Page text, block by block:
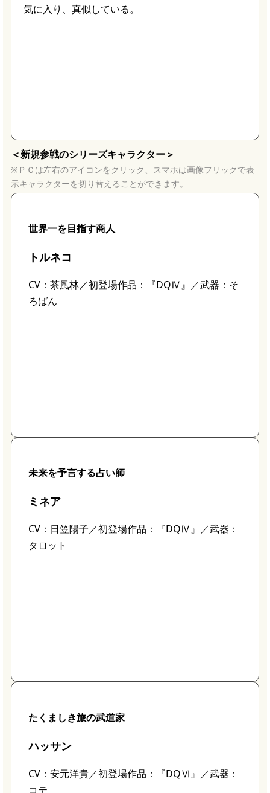
気に入り、真似している。
＜新規参戦のシリーズキャラクター＞
※ＰＣは左右のアイコンをクリック、スマホは画像フリックで表
示キャラクターを切り替えることができます。
世界一を目指す商人
トルネコ
CV：茶風林／初登場作品：『DQⅣ』／武器：そ
ろばん
未来を予言する占い師
ミネア
CV：日笠陽子／初登場作品：『DQⅣ』／武器：
タロット
たくましき旅の武道家
ハッサン
CV：安元洋貴／初登場作品：『DQⅥ』／武器：
コテ